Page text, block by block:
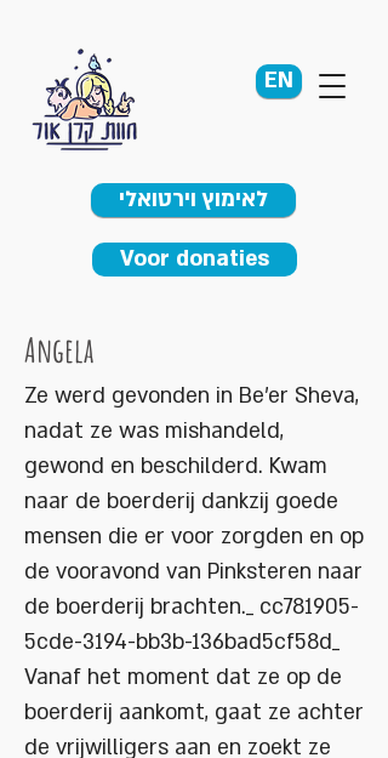
לאימוץ וירטואלי
EN
Voor donaties
Angela
Ze werd gevonden in Be'er Sheva,
nadat ze was mishandeld,
gewond en beschilderd. Kwam
naar de boerderij dankzij goede
mensen die er voor zorgden en op
de vooravond van Pinksteren naar
de boerderij brachten._ cc781905-
5cde-3194-bb3b-136bad5cf58d_
Vanaf het moment dat ze op de
boerderij aankomt, gaat ze achter
de vrijwilligers aan en zoekt ze